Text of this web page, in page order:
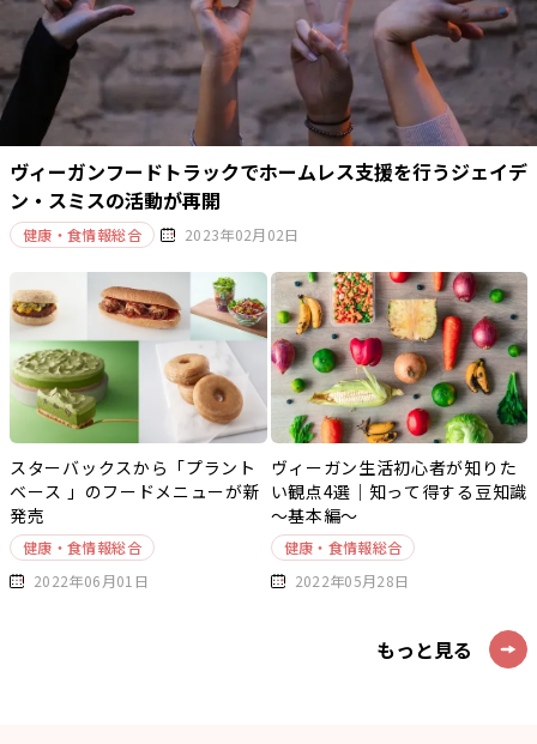
ヴィーガンフードトラックでホームレス支援を行うジェイデ
ン・スミスの活動が再開
健康・食情報総合 2023年02月02日
スターバックスから「プラント
ベース 」のフードメニューが新
発売
健康・食情報総合
2022年06月01日
ヴィーガン生活初心者が知りた
い観点4選｜知って得する豆知識
～基本編～
健康・食情報総合
2022年05月28日
もっと見る